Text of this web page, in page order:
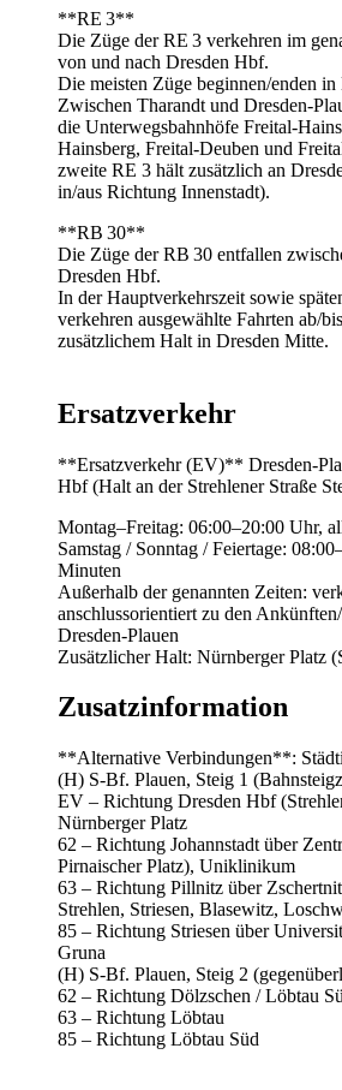
**RE 3**
Die Züge der RE 3 verkehren im
von und nach Dresden Hbf.
Die meisten Züge beginnen/enden in
Zwischen Tharandt und
die Unterwegsbahnhöfe Freital-
Hainsberg, Freital-Deuben und
zweite RE 3 hält zusätzlich an
in/aus Richtung Innenstadt).
**RB 30**
Die Züge der RB 30 entfallen
Dresden Hbf.
In der Hauptverkehrszeit sowie
verkehren ausgewählte Fahrten ab/
zusätzlichem Halt in Dresden Mitte.
Ersatzverkehr
**Ersatzverkehr (EV)**
Hbf (Halt an der Strehlener Straße
Montag–Freitag: 06:00–20:00 Uhr,
Samstag / Sonntag / Feiertage:
Minuten
Außerhalb der genannten Zeiten:
anschlussorientiert zu den
Dresden‑Plauen
Zusätzlicher Halt: Nürnberger Platz
Zusatzinformation
**Alternative Verbindungen**:
(H) S‑Bf. Plauen, Steig 1
EV – Richtung Dresden Hbf
Nürnberger Platz
62 – Richtung Johannstadt über
Pirnaischer Platz), Uniklinikum
63 – Richtung Pillnitz über
Strehlen, Striesen, Blasewitz,
85 – Richtung Striesen über
Gruna
(H) S‑Bf. Plauen, Steig 2
62 – Richtung Dölzschen / Löbtau
63 – Richtung Löbtau
85 – Richtung Löbtau Süd